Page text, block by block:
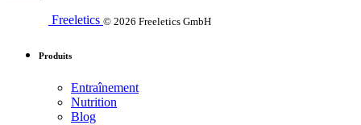
Freeletics © 2026 Freeletics GmbH
Produits
Entraînement
Nutrition
Blog